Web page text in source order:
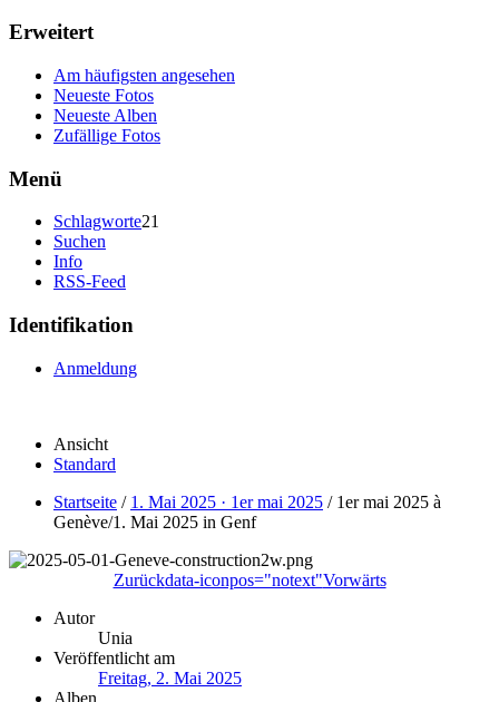
Erweitert
Am häufigsten angesehen
Neueste Fotos
Neueste Alben
Zufällige Fotos
Menü
Schlagworte21
Suchen
Info
RSS-Feed
Identifikation
Anmeldung
Ansicht
Standard
Startseite / 1. Mai 2025 · 1er mai 2025 / 1er mai 2025 à
Genève/1. Mai 2025 in Genf
Zurückdata-iconpos="notext"Vorwärts
Autor
Unia
Veröffentlicht am
Freitag, 2. Mai 2025
Alben